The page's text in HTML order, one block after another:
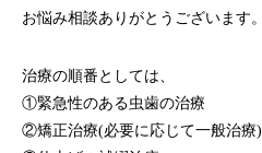
お悩み相談ありがとうございます。
治療の順番としては、
①緊急性のある虫歯の治療
②矯正治療(必要に応じて一般治療)